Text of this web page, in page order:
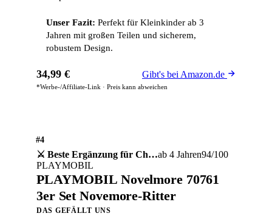
Unser Fazit: Perfekt für Kleinkinder ab 3
Jahren mit großen Teilen und sicherem,
robustem Design.
34,99 € Gibt's bei Amazon.de
*Werbe-/Affiliate-Link · Preis kann abweichen
#4
⚔️ Beste Ergänzung für Ch…ab 4 Jahren94/100
PLAYMOBIL
PLAYMOBIL Novelmore 70761
3er Set Novemore-Ritter
DAS GEFÄLLT UNS